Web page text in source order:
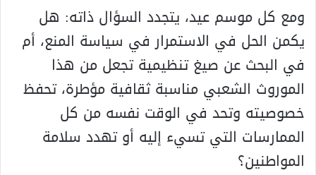
ومع كل موسم عيد، يتجدد السؤال ذاته: هل
يكمن الحل في الاستمرار في سياسة المنع، أم
في البحث عن صيغ تنظيمية تجعل من هذا
الموروث الشعبي مناسبة ثقافية مؤطرة، تحفظ
خصوصيته وتحد في الوقت نفسه من كل
الممارسات التي تسيء إليه أو تهدد سلامة
المواطنين؟